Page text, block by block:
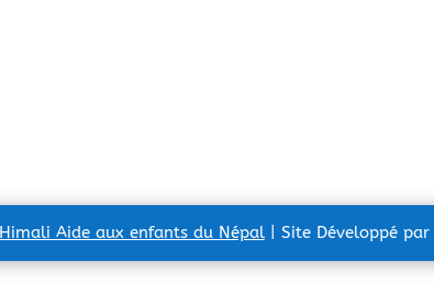
Himali Aide aux enfants du Népal | Site Développé par